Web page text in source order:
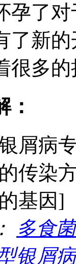
孕了
了新
很多
：
屑病
传染
基因]
多食
银屑